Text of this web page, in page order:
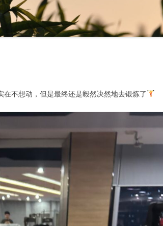
不想动，但是最终还是毅然决然地去锻炼了